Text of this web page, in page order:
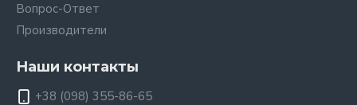
Вопрос-Ответ
Производители
Наши контакты
+38 (098) 355-86-65